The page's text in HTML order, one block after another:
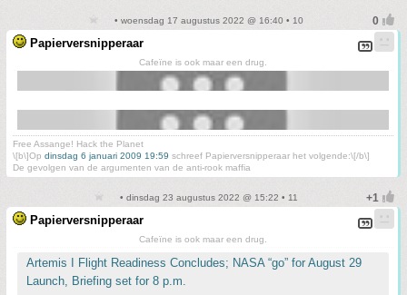
• woensdag 17 augustus 2022 @ 16:40 • 10
Papierversnipperaar
Cafeïne is ook maar een drug.
Free Assange! Hack the Planet
\[b\]Op dinsdag 6 januari 2009 19:59 schreef Papierversnipperaar het volgende:\[/b\]
De gevolgen van de argumenten van de anti-rook maffia
• dinsdag 23 augustus 2022 @ 15:22 • 11
Papierversnipperaar
Cafeïne is ook maar een drug.
Artemis I Flight Readiness Concludes; NASA “go” for August 29
Launch, Briefing set for 8 p.m.